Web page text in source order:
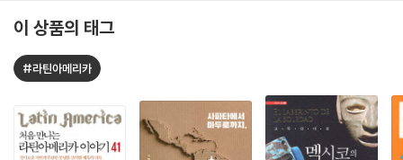
이 상품의 태그
#라틴아메리카